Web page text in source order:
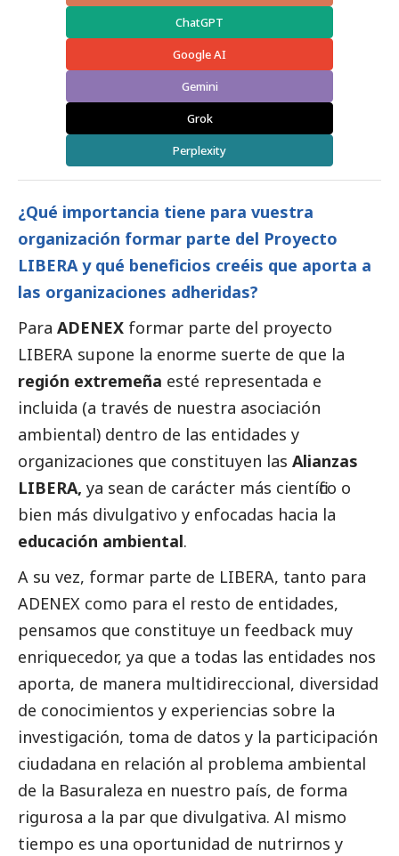
ChatGPT
Google AI
Gemini
Grok
Perplexity
¿Qué importancia tiene para vuestra
organización formar parte del Proyecto
LIBERA y qué beneficios creéis que aporta a
las organizaciones adheridas?
Para ADENEX formar parte del proyecto
LIBERA supone la enorme suerte de que la
región extremeña esté representada e
incluida (a través de nuestra asociación
ambiental) dentro de las entidades y
organizaciones que constituyen las Alianzas
LIBERA, ya sean de carácter más científico o
bien más divulgativo y enfocadas hacia la
educación ambiental.
A su vez, formar parte de LIBERA, tanto para
ADENEX como para el resto de entidades,
pensamos que constituye un feedback muy
enriquecedor, ya que a todas las entidades nos
aporta, de manera multidireccional, diversidad
de conocimientos y experiencias sobre la
investigación, toma de datos y la participación
ciudadana en relación al problema ambiental
de la Basuraleza en nuestro país, de forma
rigurosa a la par que divulgativa. Al mismo
tiempo es una oportunidad de nutrirnos y